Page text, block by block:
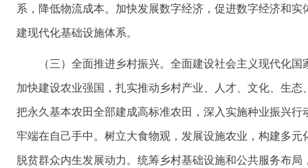
系，降低物流成本。加快发展数字经济，促进数字经济和
建现代化基础设施体系。
（三）全面推进乡村振兴。全面建设社会主义现代化
加快建设农业强国，扎实推动乡村产业、人才、文化、生
把永久基本农田全部建成高标准农田，深入实施种业振兴
牢端在自己手中。树立大食物观，发展设施农业，构建多
脱贫群众内生发展动力。统筹乡村基础设施和公共服务布